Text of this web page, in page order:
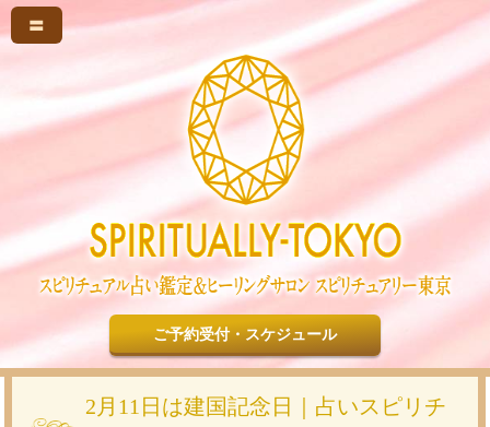
〓
ご予約受付・スケジュール
2月11日は建国記念日｜占いスピリチ